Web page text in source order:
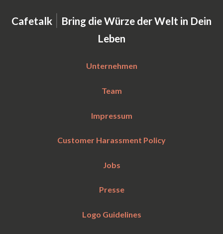
Cafetalk | Bring die Würze der Welt in Dein
Leben
Unternehmen
Team
Impressum
Customer Harassment Policy
Jobs
Presse
Logo Guidelines